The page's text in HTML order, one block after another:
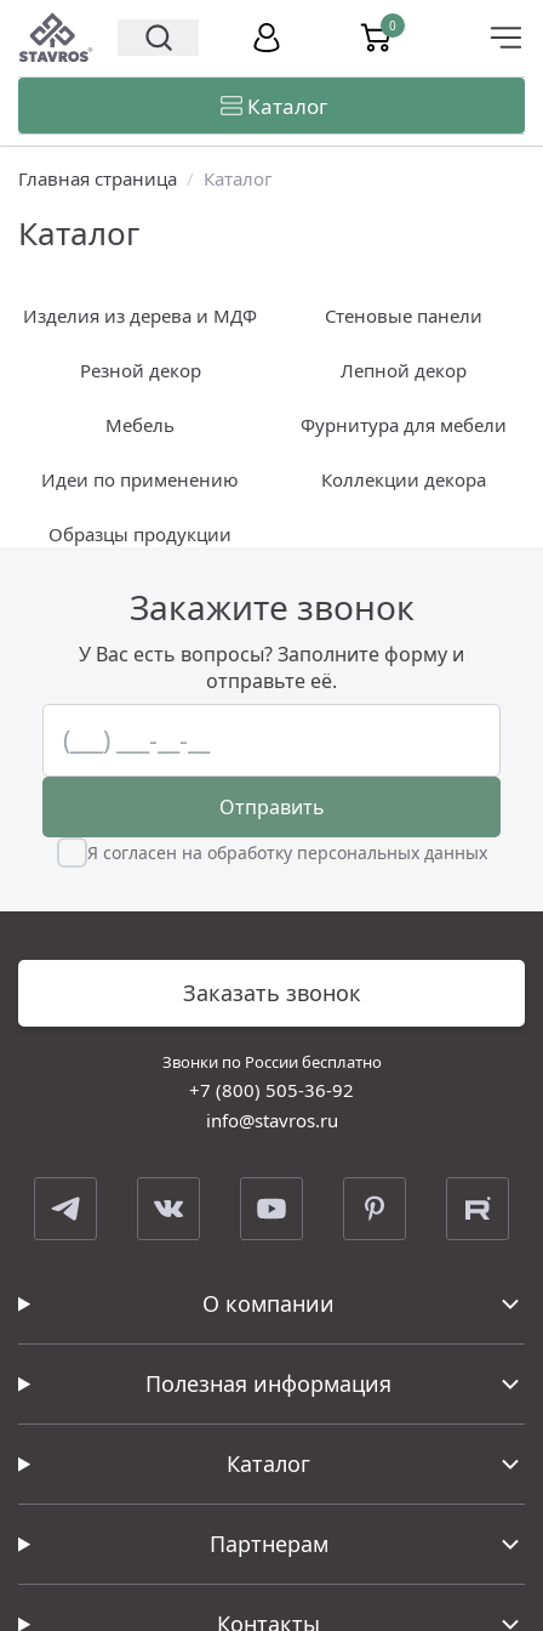
0
Каталог
Главная страница / Каталог
Каталог
Изделия из дерева и МДФ Стеновые панели
Резной декор Лепной декор
Мебель Фурнитура для мебели
Идеи по применению Коллекции декора
Образцы продукции
Закажите звонок
У Вас есть вопросы? Заполните форму и
отправьте её.
Отправить
Я согласен на обработку персональных данных
Заказать звонок
Звонки по России бесплатно
+7 (800) 505-36-92
info@stavros.ru
О компании
Полезная информация
Каталог
Партнерам
Контакты